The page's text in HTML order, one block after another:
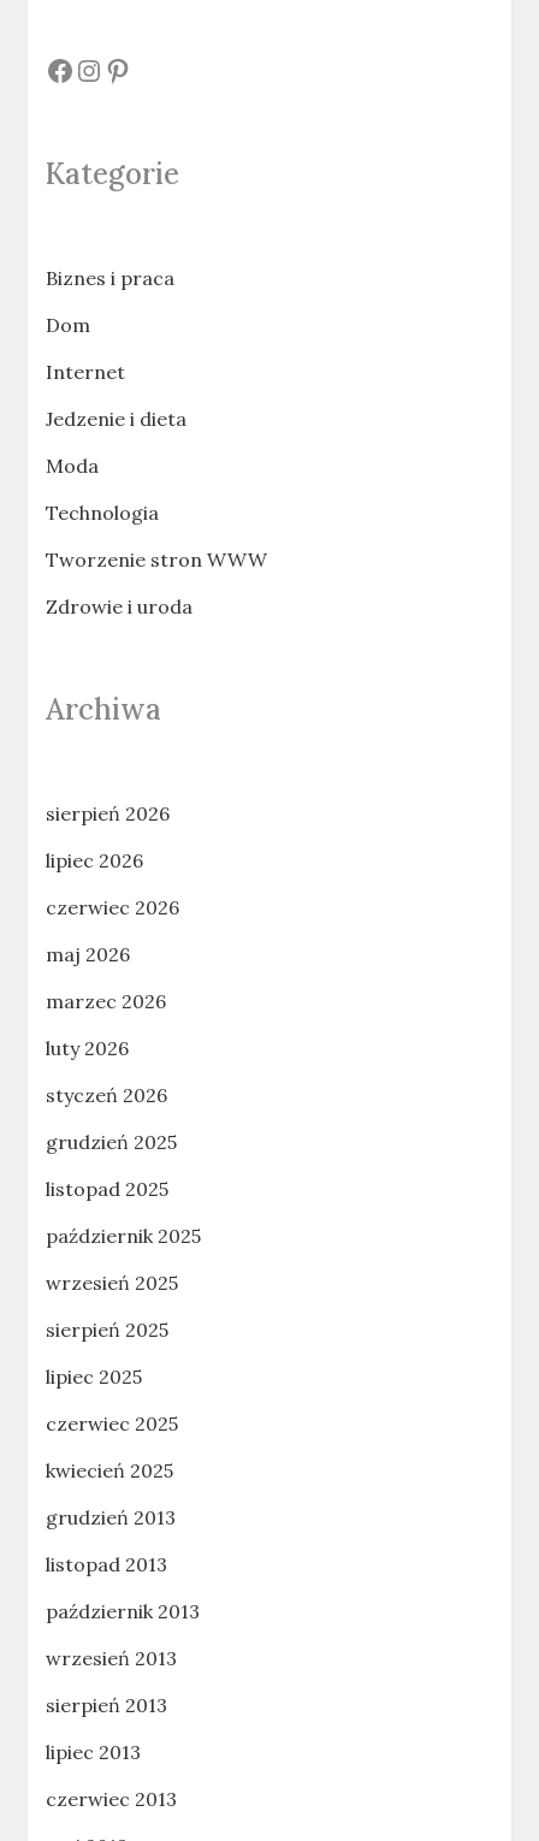
# # #
Kategorie
Biznes i praca
Dom
Internet
Jedzenie i dieta
Moda
Technologia
Tworzenie stron WWW
Zdrowie i uroda
Archiwa
sierpień 2026
lipiec 2026
czerwiec 2026
maj 2026
marzec 2026
luty 2026
styczeń 2026
grudzień 2025
listopad 2025
październik 2025
wrzesień 2025
sierpień 2025
lipiec 2025
czerwiec 2025
kwiecień 2025
grudzień 2013
listopad 2013
październik 2013
wrzesień 2013
sierpień 2013
lipiec 2013
czerwiec 2013